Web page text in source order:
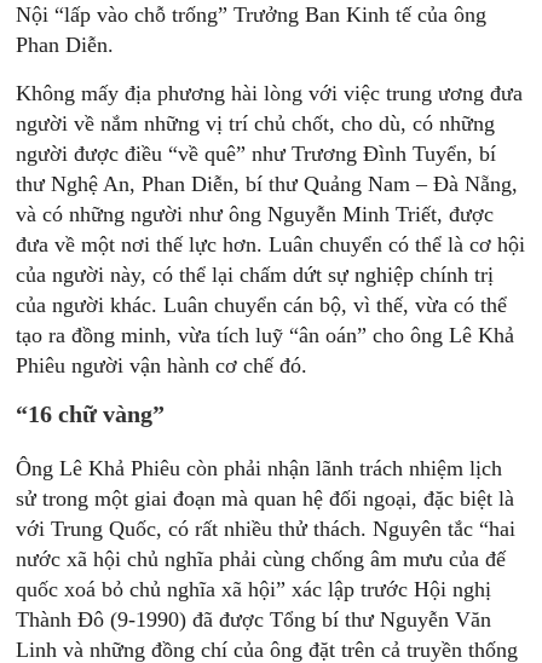
Nội “lấp vào chỗ trống” Trưởng Ban Kinh tế của ông
Phan Diễn.
Không mấy địa phương hài lòng với việc trung ương đưa
người về nắm những vị trí chủ chốt, cho dù, có những
người được điều “về quê” như Trương Đình Tuyển, bí
thư Nghệ An, Phan Diễn, bí thư Quảng Nam – Đà Nẵng,
và có những người như ông Nguyễn Minh Triết, được
đưa về một nơi thế lực hơn. Luân chuyển có thể là cơ hội
của người này, có thể lại chấm dứt sự nghiệp chính trị
của người khác. Luân chuyển cán bộ, vì thế, vừa có thể
tạo ra đồng minh, vừa tích luỹ “ân oán” cho ông Lê Khả
Phiêu người vận hành cơ chế đó.
“16 chữ vàng”
Ông Lê Khả Phiêu còn phải nhận lãnh trách nhiệm lịch
sử trong một giai đoạn mà quan hệ đối ngoại, đặc biệt là
với Trung Quốc, có rất nhiều thử thách. Nguyên tắc “hai
nước xã hội chủ nghĩa phải cùng chống âm mưu của đế
quốc xoá bỏ chủ nghĩa xã hội” xác lập trước Hội nghị
Thành Đô (9-1990) đã được Tổng bí thư Nguyễn Văn
Linh và những đồng chí của ông đặt trên cả truyền thống